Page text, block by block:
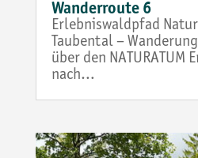
Wanderroute 6
Erlebniswaldpfad
Taubental –
über den NATURATUM
nach…